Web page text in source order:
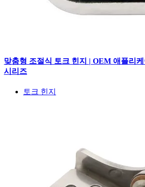
맞춤형 조절식 토크 힌지 | OEM 애플리
시리즈
토크 힌지